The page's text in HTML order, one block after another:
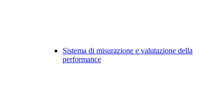
Sistema di misurazione e valutazione della
performance